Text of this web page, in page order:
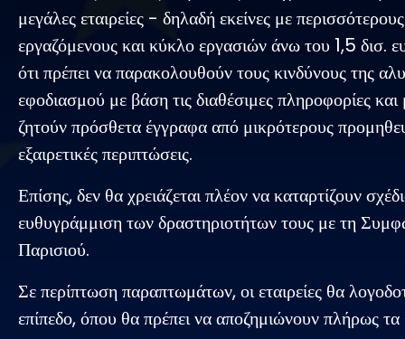
μεγάλες εταιρείες - δηλαδή εκείνες με
εργαζόμενους και κύκλο εργασιών άνω του 1,5 δισ.
ότι πρέπει να παρακολουθούν τους κινδύνους της
εφοδιασμού με βάση τις διαθέσιμες πληροφορίες
ζητούν πρόσθετα έγγραφα από μικρότερους
εξαιρετικές περιπτώσεις.
Επίσης, δεν θα χρειάζεται πλέον να καταρτίζουν
ευθυγράμμιση των δραστηριοτήτων τους με τη
Παρισιού.
Σε περίπτωση παραπτωμάτων, οι εταιρείες θα
επίπεδο, όπου θα πρέπει να αποζημιώνουν πλήρως